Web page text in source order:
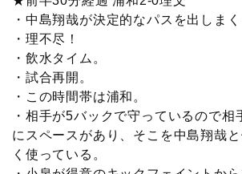
・中島翔哉が決定的なパスを出しまく
・理不尽！
・飲水タイム。
・試合再開。
・この時間帯は浦和。
・相手が5バックで守っているので相
にスペースがあり、そこを中島翔哉
く使っている。